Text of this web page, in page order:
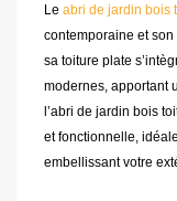
Le abri de jardin bois
contemporaine et
sa toiture plate
modernes, apportant
l’abri de jardin bois
et fonctionnelle,
embellissant votre